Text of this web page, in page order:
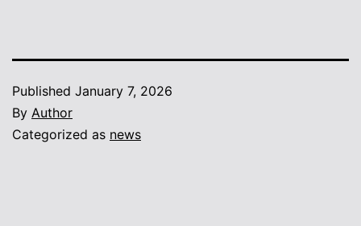
Published January 7, 2026
By Author
Categorized as news